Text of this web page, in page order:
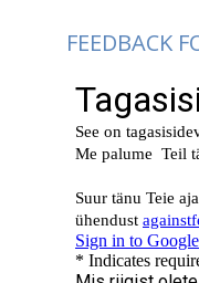
FEEDBACK